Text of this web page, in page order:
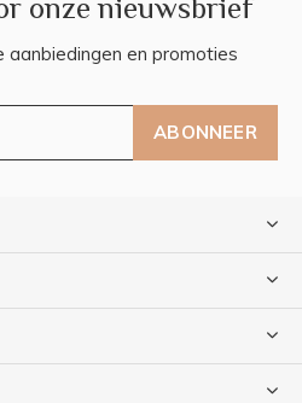
onze nieuwsbrief
aanbiedingen en promoties
ABONNEER